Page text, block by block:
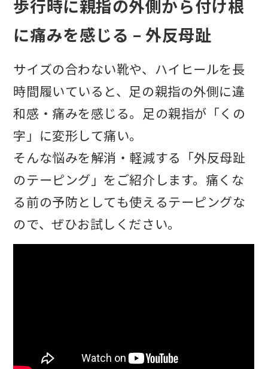
歩行時に親指の外側から付け根
に痛みを感じる – 外反母趾
サイズの合わない靴や、ハイヒールを長
時間履いていると、足の親指の外側に違
和感・痛みを感じる。足の親指が「くの
字」に変形して痛い。
そんな悩みを解消・軽減する「外反母趾
のテーピング」をご紹介します。痛くな
る前の予防としても使えるテーピングな
ので、ぜひお試しください。